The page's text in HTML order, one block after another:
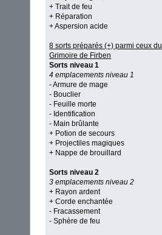
+ Trait de feu
+ Réparation
+ Aspersion acide
8 sorts préparés (+) parmi ceux du
Grimoire de Firben
Sorts niveau 1
4 emplacements niveau 1
- Armure de mage
- Bouclier
- Feuille morte
- Identification
- Main brûlante
+ Potion de secours
+ Projectiles magiques
+ Nappe de brouillard
Sorts niveau 2
3 emplacements niveau 2
+ Rayon ardent
+ Corde enchantée
- Fracassement
- Sphère de feu